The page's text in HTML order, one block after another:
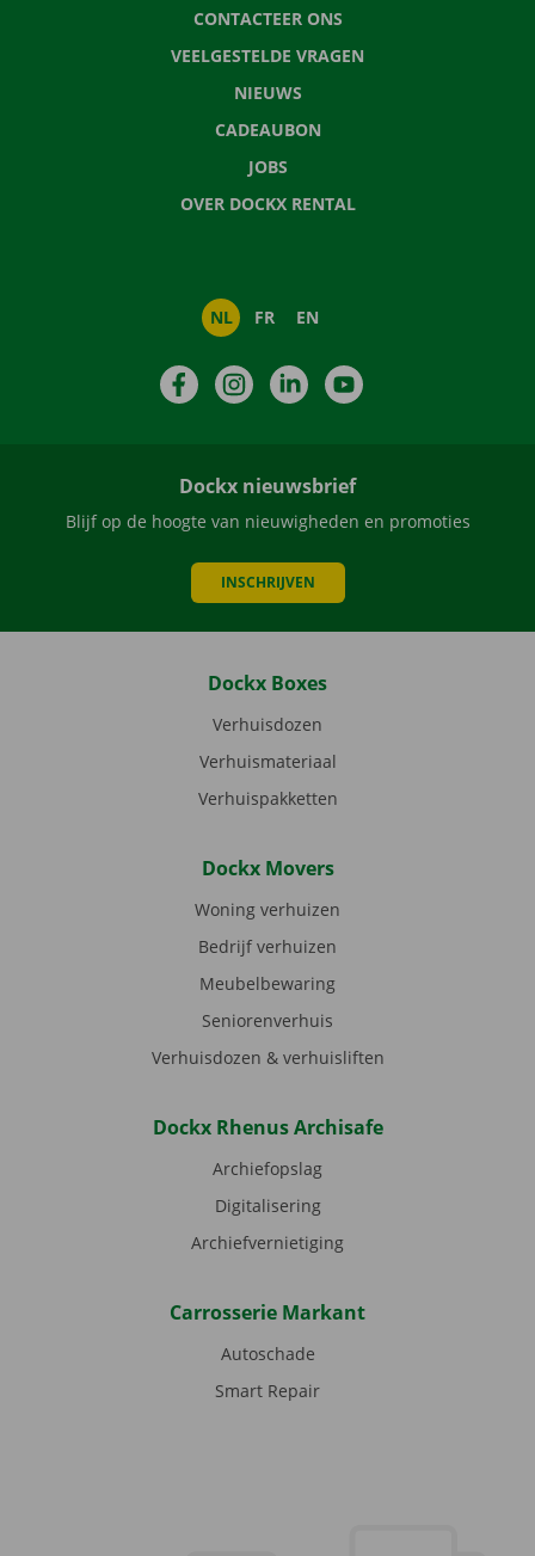
CONTACTEER ONS
VEELGESTELDE VRAGEN
NIEUWS
CADEAUBON
JOBS
OVER DOCKX RENTAL
NL FR EN
FacebookInstagramLinkedIn
Dockx nieuwsbrief
Blijf op de hoogte van nieuwigheden en promoties
INSCHRIJVEN
Dockx Boxes
Verhuisdozen
Verhuismateriaal
Verhuispakketten
Dockx Movers
Woning verhuizen
Bedrijf verhuizen
Meubelbewaring
Seniorenverhuis
Verhuisdozen & verhuisliften
Dockx Rhenus Archisafe
Archiefopslag
Digitalisering
Archiefvernietiging
Carrosserie Markant
Autoschade
Smart Repair